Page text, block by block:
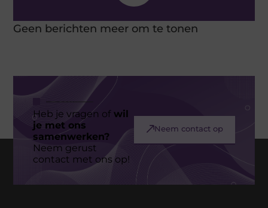
Geen berichten meer om te tonen
Heb je vragen ofwil
je met ons
samenwerken?
Neem gerust
contact met ons op!
Neem contact op